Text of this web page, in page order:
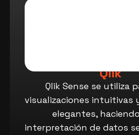
Qlik
Qlik Sense se utiliza
visualizaciones intuitivas
elegantes,
interpretación de datos